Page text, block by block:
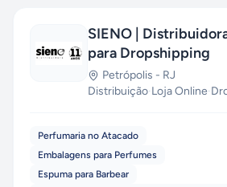
SIENO |
para Dropshipping
Petrópolis - RJ
Distribuição·Loja Online·
Perfumaria no Atacado
Embalagens para Perfumes
Espuma para Barbear